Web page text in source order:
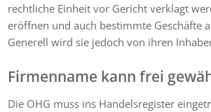
rechtliche Einheit vor Gericht verklagt
eröffnen und auch bestimmte Geschäfte
Generell wird sie jedoch von ihren
Firmenname kann frei
Die OHG muss ins Handelsregister